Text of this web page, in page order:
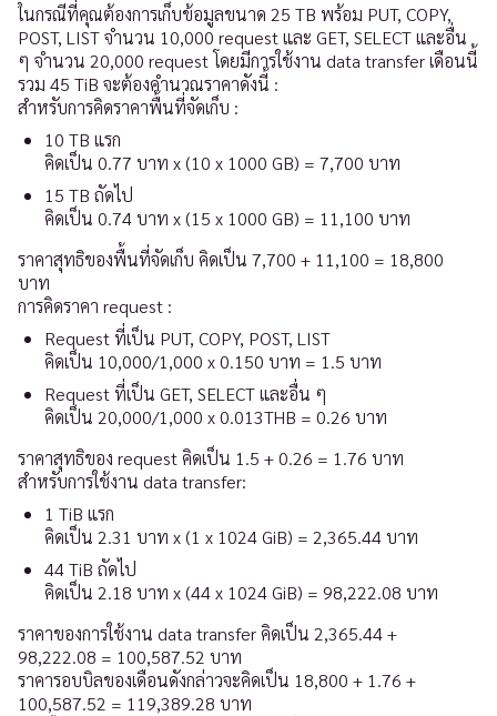
ในกรณีที่คุณต้องการเก็บข้อมูลขนาด 25 TB พร้อม PUT, COPY,
POST, LIST จำนวน 10,000 request และ GET, SELECT และอื่น
ๆ จำนวน 20,000 request โดยมีการใช้งาน data transfer เดือนนี้
รวม 45 TiB จะต้องคำนวณราคาดังนี้ :
สำหรับการคิดราคาพื้นที่จัดเก็บ :
10 TB แรก
คิดเป็น 0.77 บาท x (10 x 1000 GB) = 7,700 บาท
15 TB ถัดไป
คิดเป็น 0.74 บาท x (15 x 1000 GB) = 11,100 บาท
ราคาสุทธิของพื้นที่จัดเก็บ คิดเป็น 7,700 + 11,100 = 18,800
บาท
การคิดราคา request :
Request ที่เป็น PUT, COPY, POST, LIST
คิดเป็น 10,000/1,000 x 0.150 บาท = 1.5 บาท
Request ที่เป็น GET, SELECT และอื่น ๆ
คิดเป็น 20,000/1,000 x 0.013THB = 0.26 บาท
ราคาสุทธิของ request คิดเป็น 1.5 + 0.26 = 1.76 บาท
สำหรับการใช้งาน data transfer:
1 TiB แรก
คิดเป็น 2.31 บาท x (1 x 1024 GiB) = 2,365.44 บาท
44 TiB ถัดไป
คิดเป็น 2.18 บาท x (44 x 1024 GiB) = 98,222.08 บาท
ราคาของการใช้งาน data transfer คิดเป็น 2,365.44 +
98,222.08 = 100,587.52 บาท
ราคารอบบิลของเดือนดังกล่าวจะคิดเป็น 18,800 + 1.76 +
100,587.52 = 119,389.28 บาท